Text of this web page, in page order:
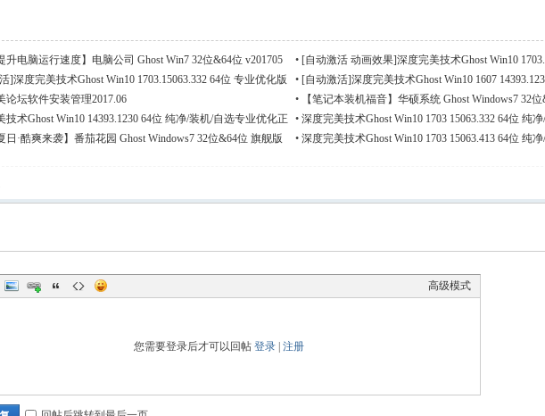
升电脑运行速度】电脑公司 Ghost Win7 32位&64位 v201705 • [自动激活 动画效果]深度完美技术Ghost Win10
业优化版V201...
]深度完美技术Ghost Win10 1703.15063.332 64位 专业优化版
• [自动激活]深度完美技术Ghost Win10 1607
V2017.06
论坛软件安装管理2017.06 •
【笔记本装机福音】华硕系统 Ghost Windows7 32
v201705
技术Ghost Win10 14393.1230 64位 纯净/装机/自选专业优化正
• 深度完美技术Ghost Win10 1703 15063.332 64位 纯
化版V2017.07
日·酷爽来袭】番茄花园 Ghost Windows7 32位&64位 旗舰版
• 深度完美技术Ghost Win10 1703 15063.413 64位 纯
高级模式
您需要登录后才可以回帖 登录 注册